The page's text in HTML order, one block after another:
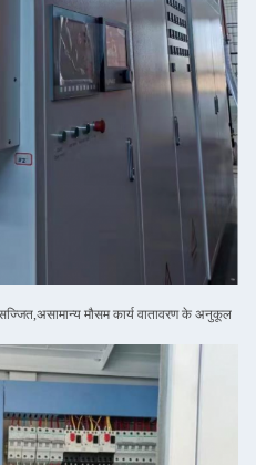
मौसम कार्य वातावरण के अनुकूल